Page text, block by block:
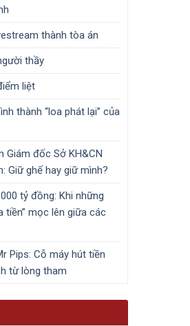
thành tòa án
thầy
liệt
thành “loa phát lại” của
Giám đốc Sở KH&CN
Giữ ghế hay giữ mình?
tỷ đồng: Khi những
tiền” mọc lên giữa các
Pips: Cỗ máy hút tiền
từ lòng tham